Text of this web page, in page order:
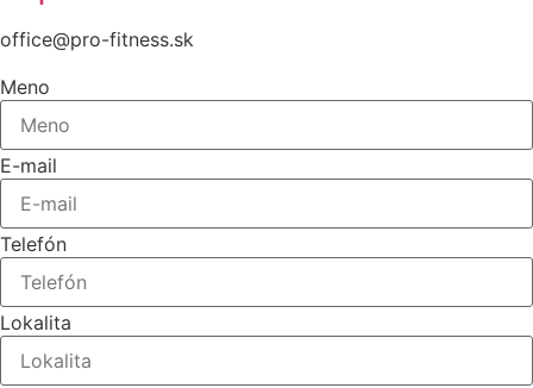
office@pro-fitness.sk
Meno
E-mail
Telefón
Lokalita